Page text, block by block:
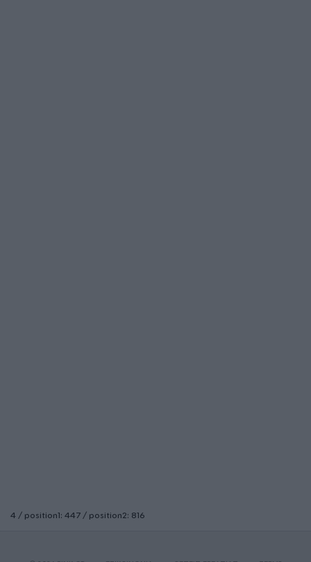
4 / position1: 447 / position2: 816